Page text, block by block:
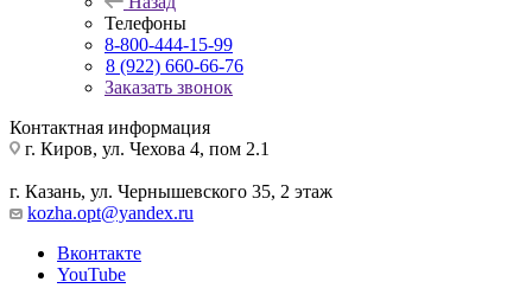
Телефоны
8-800-444-15-99
8 (922) 660-66-76
Заказать звонок
Контактная информация
г. Киров, ул. Чехова 4, пом 2.1
г. Казань, ул. Чернышевского 35, 2 этаж
kozha.opt@yandex.ru
Вконтакте
YouTube